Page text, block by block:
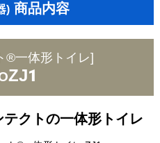
) 商品内容
®一体形トイレ]
ZJ1
クトの一体形トイレ